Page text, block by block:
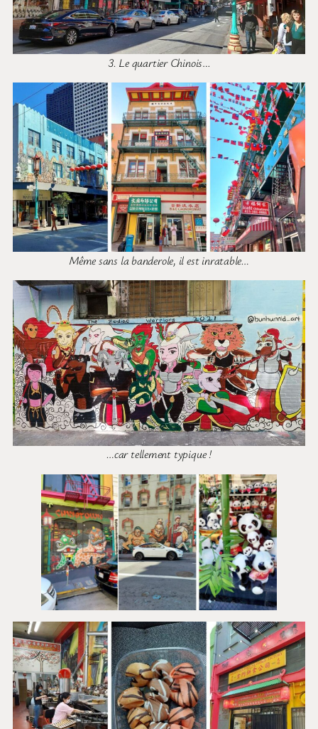
3. Le quartier Chinois…
Même sans la banderole, il est inratable…
…car tellement typique !